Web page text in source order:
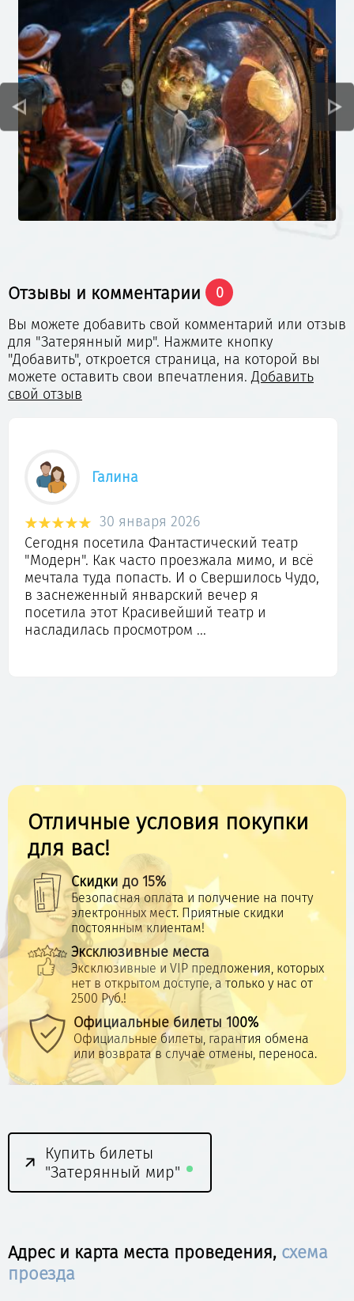
открытий. Постановка выполнена в простой и
увлекательной форме. В ней имеется множество
забавных моментов и остроумных шуток. Для
этого действа было разработано немало
реалистичных декораций, максимально
воссоздающих экзотические джунгли.
Ребенок до 3-х лет может пройти бесплатно по
одному билету со взрослым и сидеть на коленках.
Заказывайте с помощью нашего сервисабилеты
спектакль « Затерянный мир» в Театр
«Модерн»!
Отзывы и комментарии
0
Вы можете добавить свой комментарий или отзыв
для "Затерянный мир". Нажмите кнопку
"Добавить", откроется страница, на которой вы
можете оставить свои впечатления.Добавить
свой отзыв
Галина
30 января 2026
Сегодня посетила Фантастический театр
"Модерн". Как часто проезжала мимо, и всё
мечтала туда попасть. И о Свершилось Чудо,
в заснеженный январский вечер я
посетила этот Красивейший театр и
насладилась просмотром ...
Отличные условия покупки
для вас!
Скидки до 15%
Безопасная оплата и получение на почту
электронных мест. Приятные скидки
постоянным клиентам!
Эксклюзивные места
Эксклюзивные и VIP предложения, которых
нет в открытом доступе, а только у нас от
2500 Руб.!
Официальные билеты 100%
Официальные билеты, гарантия обмена
или возврата в случае отмены, переноса.
Купить билеты
"Затерянный мир"
Адрес и карта места проведения, схема
проезда